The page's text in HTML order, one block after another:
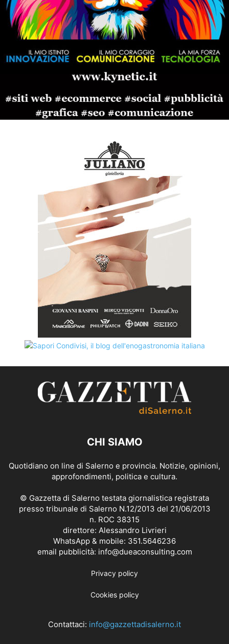
CHI SIAMO
Quotidiano on line di Salerno e provincia. Notizie, opinioni,
approfondimenti, politica e cultura.
© Gazzetta di Salerno testata giornalistica registrata
presso tribunale di Salerno N.12/2013 del 21/06/2013
n. ROC 38315
direttore: Alessandro Livrieri
WhatsApp & mobile: 351.5646236
email pubblicità: info@dueaconsulting.com
Privacy policy
Cookies policy
Contattaci: info@gazzettadisalerno.it